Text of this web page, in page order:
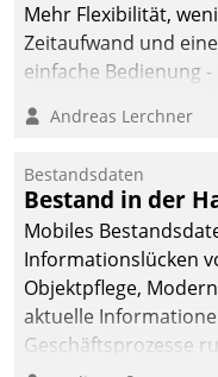
Mehr Flexibilität,
Zeitaufwand und eine
einfache Bedienung -
Cockpit für mobile
Datatrain. Die meravis
Wohnungsbau- und
Immobilien GmbH
sich dabei für den
der Lösung über die
Cloud Platform
entschieden - als
Andreas Lerchner
Bestandsdaten
Bestand in der
Mobiles
Informationslücken
Objektpflege,
aktuelle
Geschäftsprozesse